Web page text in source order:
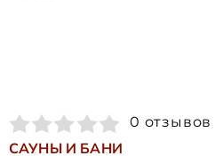
0 отзывов
САУНЫ И БАНИ